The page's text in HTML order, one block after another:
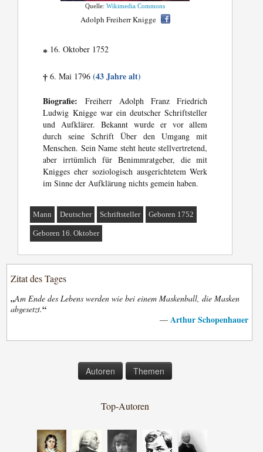
Quelle:Wikimedia Commons
Adolph Freiherr Knigge
* 16. Oktober 1752
† 6. Mai 1796(43 Jahre alt)
Biografie: Freiherr Adolph Franz Friedrich
Ludwig Knigge war ein deutscher Schriftsteller
und Aufklärer. Bekannt wurde er vor allem
durch seine Schrift Über den Umgang mit
Menschen. Sein Name steht heute stellvertretend,
aber irrtümlich für Benimmratgeber, die mit
Knigges eher soziologisch ausgerichtetem Werk
im Sinne der Aufklärung nichts gemein haben.
Mann Deutscher Schriftsteller Geboren 1752
Geboren 16. Oktober
Zitat des Tages
„Am Ende des Lebens werden wie bei einem Maskenball, die Masken
abgesetzt.“
— Arthur Schopenhauer
Autoren Themen
Top-Autoren